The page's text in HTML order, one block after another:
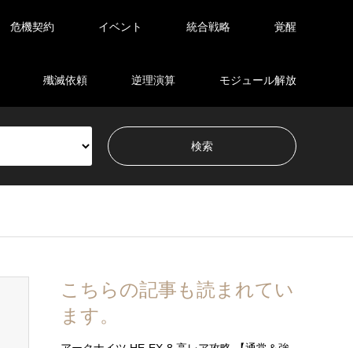
危機契約 イベント 統合戦略 覚醒
殲滅依頼 逆理演算 モジュール解放
こちらの記事も読まれてい
ます。